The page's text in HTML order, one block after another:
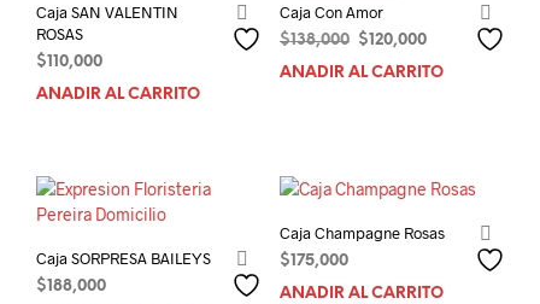
Caja SAN VALENTIN
ROSAS
$110,000
AÑADIR AL CARRITO
Caja Con Amor
$138,000
El
precio
$120,000El
precio
AÑADIR AL CARRITO
Caja SORPRESA BAILEYS
$188,000
Caja Champagne Rosas
$175,000
AÑADIR AL CARRITO